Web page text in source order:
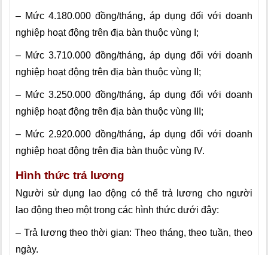
– Mức 4.180.000 đồng/tháng, áp dụng đối với doanh
nghiệp hoạt động trên địa bàn thuộc vùng I;
– Mức 3.710.000 đồng/tháng, áp dụng đối với doanh
nghiệp hoạt động trên địa bàn thuộc vùng II;
– Mức 3.250.000 đồng/tháng, áp dụng đối với doanh
nghiệp hoạt động trên địa bàn thuộc vùng III;
– Mức 2.920.000 đồng/tháng, áp dụng đối với doanh
nghiệp hoạt động trên địa bàn thuộc vùng IV.
Hình thức trả lương
Người sử dụng lao động có thể trả lương cho người
lao động theo một trong các hình thức dưới đây:
– Trả lương theo thời gian: Theo tháng, theo tuần, theo
ngày.